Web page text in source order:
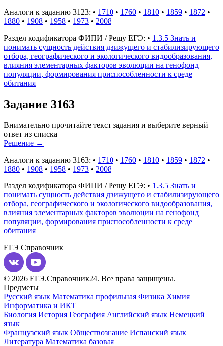
Аналоги к заданию 3123: • 1710 • 1760 • 1810 • 1859 • 1872 •
1880 • 1908 • 1958 • 1973 • 2008
Раздел кодификатора ФИПИ / Решу ЕГЭ: • 1.3.5 Знать и
понимать сущность действия движущего и стабилизирующего
отбора, географического и экологического видообразования,
влияния элементарных факторов эволюции на генофонд
популяции, формирования приспособленности к среде
обитания
Задание 3163
Внимательно прочитайте текст задания и выберите верный
ответ из списка
Решение →
Аналоги к заданию 3163: • 1710 • 1760 • 1810 • 1859 • 1872 •
1880 • 1908 • 1958 • 1973 • 2008
Раздел кодификатора ФИПИ / Решу ЕГЭ: • 1.3.5 Знать и
понимать сущность действия движущего и стабилизирующего
отбора, географического и экологического видообразования,
влияния элементарных факторов эволюции на генофонд
популяции, формирования приспособленности к среде
обитания
ЕГЭ Справочник
© 2026 ЕГЭ.Справочник24. Все права защищены.
Предметы
Русский язык Математика профильная Физика Химия
Информатика и ИКТ
Биология История География Английский язык Немецкий
язык
Французский язык Обществознание Испанский язык
Литература Математика базовая